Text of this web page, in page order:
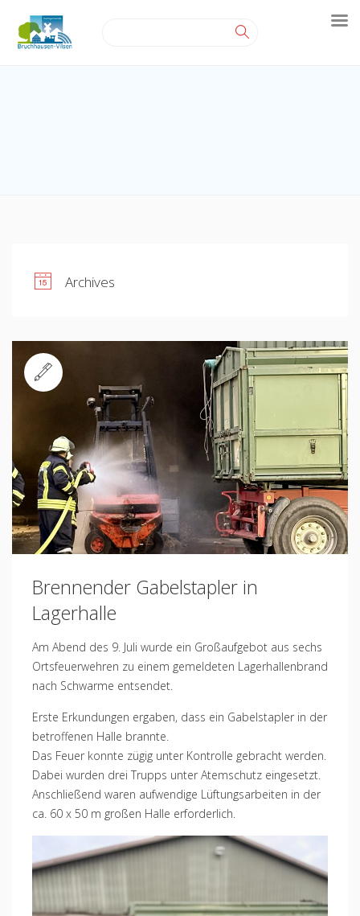
Archives
Brennender Gabelstapler in
Lagerhalle
Am Abend des 9. Juli wurde ein Großaufgebot aus sechs
Ortsfeuerwehren zu einem gemeldeten Lagerhallenbrand
nach Schwarme entsendet.
Erste Erkundungen ergaben, dass ein Gabelstapler in der
betroffenen Halle brannte.
Das Feuer konnte zügig unter Kontrolle gebracht werden.
Dabei wurden drei Trupps unter Atemschutz eingesetzt.
Anschließend waren aufwendige Lüftungsarbeiten in der
ca. 60 x 50 m großen Halle erforderlich.